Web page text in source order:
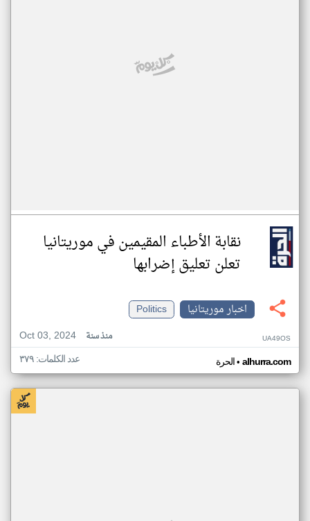
نقابة الأطباء المقيمين في موريتانيا
تعلن تعليق إضرابها
اخبار موريتانيا
Politics
Oct 03, 2024
منذ سنة UA49OS
الحرة• alhurra.com عدد الكلمات: ٣٧٩